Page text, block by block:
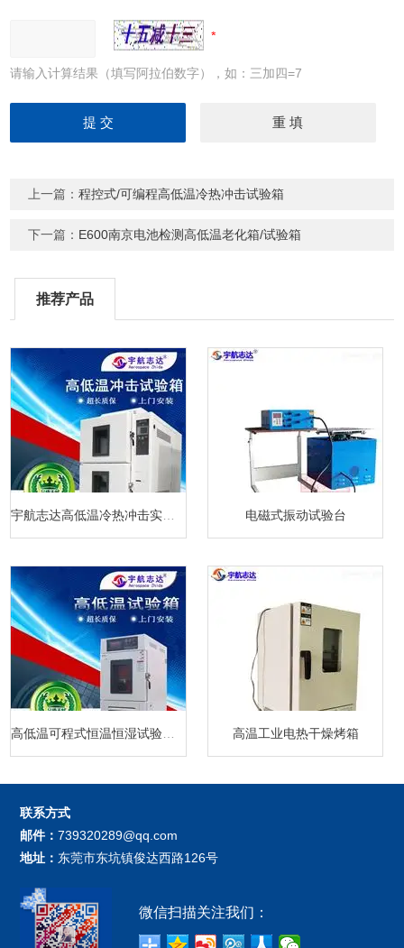
请输入计算结果（填写阿拉伯数字），如：三加四=7
上一篇：程控式/可编程高低温冷热冲击试验箱
下一篇： E600南京电池检测高低温老化箱/试验箱
推荐产品
电磁式振动试验台
高温工业电热干燥烤箱
联系方式
邮件：739320289@qq.com
地址： 东莞市东坑镇俊达西路126号
微信扫描关注我们：